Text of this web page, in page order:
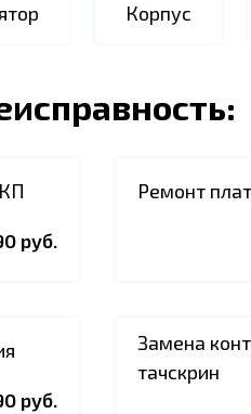
Корпус
руб.
Ремонт
руб.
Замена
тачскрин